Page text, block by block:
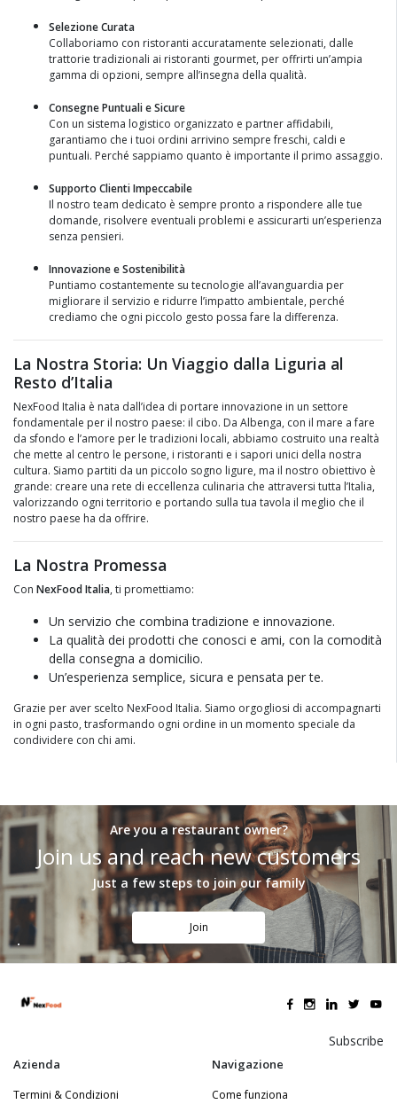
Selezione Curata
Collaboriamo con ristoranti accuratamente selezionati, dalle
trattorie tradizionali ai ristoranti gourmet, per offrirti un’ampia
gamma di opzioni, sempre all’insegna della qualità.
Consegne Puntuali e Sicure
Con un sistema logistico organizzato e partner affidabili,
garantiamo che i tuoi ordini arrivino sempre freschi, caldi e
puntuali. Perché sappiamo quanto è importante il primo assaggio.
Supporto Clienti Impeccabile
Il nostro team dedicato è sempre pronto a rispondere alle tue
domande, risolvere eventuali problemi e assicurarti un’esperienza
senza pensieri.
Innovazione e Sostenibilità
Puntiamo costantemente su tecnologie all’avanguardia per
migliorare il servizio e ridurre l’impatto ambientale, perché
crediamo che ogni piccolo gesto possa fare la differenza.
La Nostra Storia: Un Viaggio dalla Liguria al
Resto d’Italia
NexFood Italia è nata dall’idea di portare innovazione in un settore
fondamentale per il nostro paese: il cibo. Da Albenga, con il mare a fare
da sfondo e l’amore per le tradizioni locali, abbiamo costruito una realtà
che mette al centro le persone, i ristoranti e i sapori unici della nostra
cultura. Siamo partiti da un piccolo sogno ligure, ma il nostro obiettivo è
grande: creare una rete di eccellenza culinaria che attraversi tutta l’Italia,
valorizzando ogni territorio e portando sulla tua tavola il meglio che il
nostro paese ha da offrire.
La Nostra Promessa
Con NexFood Italia, ti promettiamo:
Un servizio che combina tradizione e innovazione.
La qualità dei prodotti che conosci e ami, con la comodità
della consegna a domicilio.
Un’esperienza semplice, sicura e pensata per te.
Grazie per aver scelto NexFood Italia. Siamo orgogliosi di accompagnarti
in ogni pasto, trasformando ogni ordine in un momento speciale da
condividere con chi ami.
Are you a restaurant owner?
Join us and reach new customers
Just a few steps to join our family
Join
Subscribe
Azienda
Termini & Condizioni
Navigazione
Come funziona